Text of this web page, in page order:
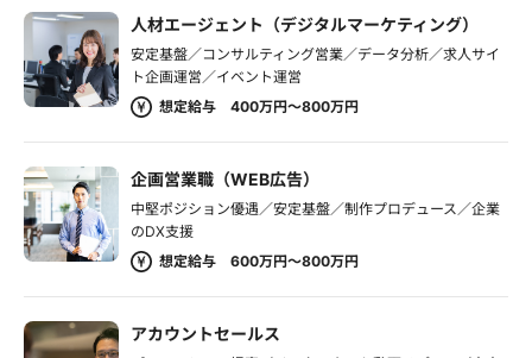
人材エージェント（デジタルマーケティング）
安定基盤／コンサルティング営業／データ分析／求人サイ
ト企画運営／イベント運営
想定給与 400万円～800万円
企画営業職（WEB広告）
中堅ポジション優遇／安定基盤／制作プロデュース／企業
のDX支援
想定給与 600万円～800万円
アカウントセールス